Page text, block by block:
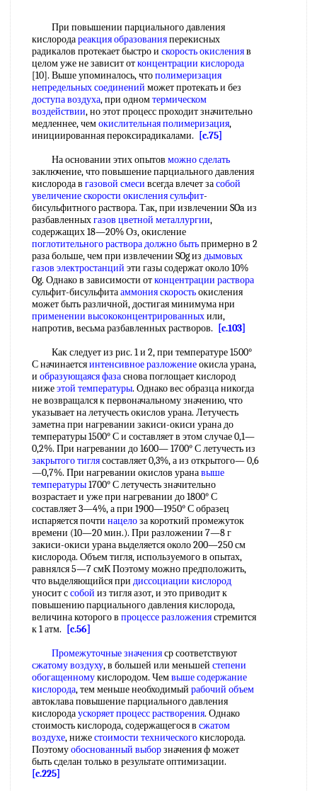
При повышении парциального давления
кислородареакция образованияперекисных
радикалов протекает быстро и скорость окисленияв
целом уже не зависит отконцентрации кислорода
[10]. Выше упоминалось, чтополимеризация
непредельных соединений может протекать и без
доступа воздуха, при одномтермическом
воздействии, но этот процесс проходит значительно
медленнее, чемокислительная полимеризация,
инициированная пероксирадикалами.
[c.75]
На основании этих опытов можно сделать
заключение, что повышение парциального давления
кислорода в газовой смеси всегда влечет засобой
увеличение скорости окисления сульфит-
бисульфитного раствора. Так, при извлечении SOa из
разбавленныхгазов цветной металлургии,
содержащих 18—20% Оз, окисление
поглотительного растворадолжно бытьпримерно в 2
раза больше, чем при извлечении SOg из дымовых
газов электростанций эти газы содержат около 10%
Og. Однако в зависимости отконцентрации раствора
сульфит-бисульфитааммония скоростьокисления
может быть различной, достигая минимума нри
применении высококонцентрированныхили,
напротив, весьма разбавленных растворов.
[c.103]
Как следует из рис. 1 и 2, при температуре 1500°
С начинаетсяинтенсивное разложениеокисла урана,
и образующаяся фазаснова поглощает кислород
нижеэтой температуры. Однако вес образца никогда
не возвращался к первоначальному значению, что
указывает на летучесть окислов урана. Летучесть
заметна при нагревании закиси-окиси урана до
температуры 1500° С и составляет в этом случае 0,1—
0,2%. При нагревании до 1600— 1700° С летучесть из
закрытого тиглясоставляет 0,3%, а из открытого— 0,6
—0,7%. При нагревании окислов уранавыше
температуры1700° С летучесть значительно
возрастает и уже при нагревании до 1800° С
составляет 3—4%, а при 1900—1950° С образец
испаряется почти нацелоза короткий промежуток
времени (10—20 мин.). При разложении 7—8 г
закиси-окиси урана выделяется около 200—250 см
кислорода. Объем тигля, используемого в опытах,
равнялся 5—7 смК Поэтому можно предположить,
что выделяющийся при диссоциации кислород
уносит ссобой из тигля азот, и это приводит к
повышению парциального давления кислорода,
величина которого в процессе разложениястремится
к 1 атм.
[c.56]
Промежуточные значенияср соответствуют
сжатому воздуху, в большей или меньшей степени
обогащенномукислородом. Чемвыше содержание
кислорода, тем меньше необходимый рабочий объем
автоклава повышение парциального давления
кислородаускоряет процесс растворения. Однако
стоимость кислорода, содержащегося в сжатом
воздухе, нижестоимости техническогокислорода.
Поэтомуобоснованный выборзначения ф может
быть сделан только в результате оптимизации.
[c.225]